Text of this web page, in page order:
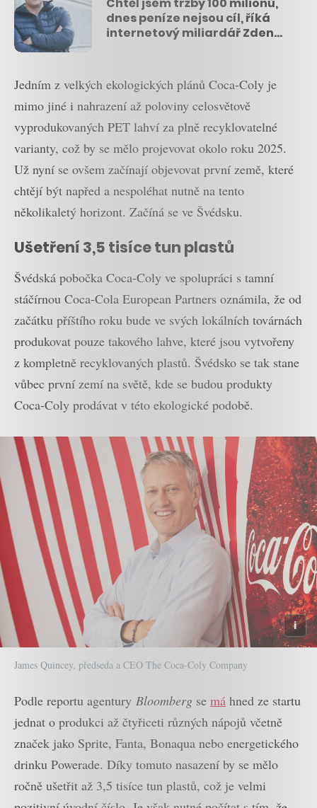
Chtěl jsem tržby 100 milionů,
dnes peníze nejsou cíl, říká
internetový miliardář Zdeněk
Jedním z velkých ekologických plánů Coca-Coly je
mimo jiné i nahrazení až poloviny celosvětově
vyprodukovaných PET lahví za plně recyklovatelné
varianty, což by se mělo projevovat okolo roku 2025.
Už nyní se ovšem začínají objevovat první země, které
chtějí být napřed a nespoléhat nutně na tento
několikaletý horizont. Začíná se ve Švédsku.
Ušetření 3,5 tisíce tun plastů
Švédská pobočka Coca-Coly ve spolupráci s tamní
stáčírnou Coca-Cola European Partners oznámila, že od
začátku příštího roku bude ve svých lokálních továrnách
produkovat pouze takového lahve, které jsou vytvořeny
z kompletně recyklovaných plastů. Švédsko se tak stane
vůbec první zemí na světě, kde se budou produkty
Coca-Coly prodávat v této ekologické podobě.
James Quincey, předseda a CEO The Coca-Coly Company
Podle reportu agentury Bloomberg se má hned ze startu
jednat o produkci až čtyřiceti různých nápojů včetně
značek jako Sprite, Fanta, Bonaqua nebo energetického
drinku Powerade. Díky tomuto nasazení by se mělo
ročně ušetřit až 3,5 tisíce tun plastů, což je velmi